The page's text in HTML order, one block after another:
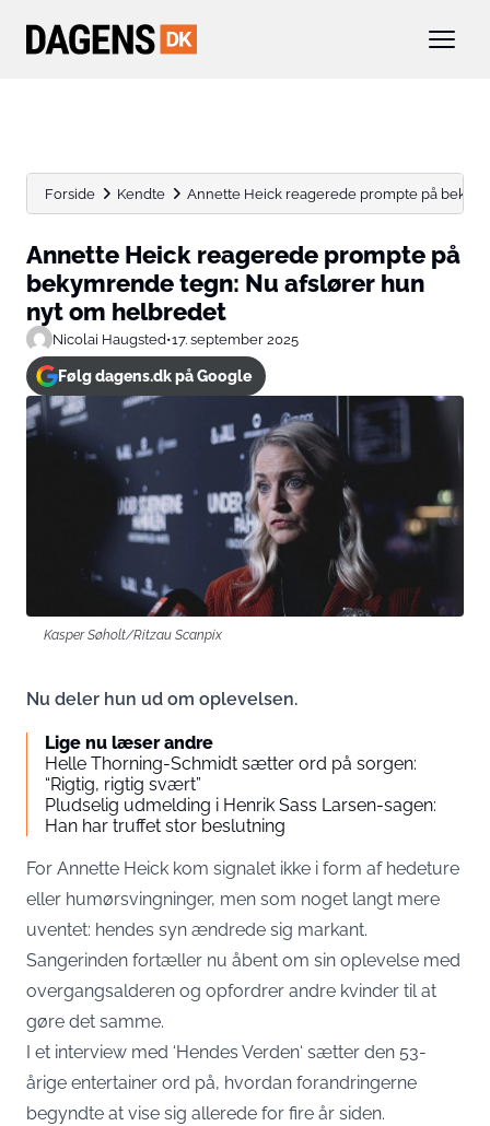
Forside Kendte Annette Heick reagerede prompte på
Annette Heick reagerede prompte på
bekymrende tegn: Nu afslører hun
nyt om helbredet
Nicolai Haugsted•17. september 2025
Følg dagens.dk på Google
Kasper Søholt/Ritzau Scanpix
Nu deler hun ud om oplevelsen.
Lige nu læser andre
Helle Thorning-Schmidt sætter ord på sorgen:
“Rigtig, rigtig svært”
Pludselig udmelding i Henrik Sass Larsen-sagen:
Han har truffet stor beslutning
For Annette Heick kom signalet ikke i form af hedeture
eller humørsvingninger, men som noget langt mere
uventet: hendes syn ændrede sig markant.
Sangerinden fortæller nu åbent om sin oplevelse med
overgangsalderen og opfordrer andre kvinder til at
gøre det samme.
I et interview med ‘Hendes Verden‘ sætter den 53-
årige entertainer ord på, hvordan forandringerne
begyndte at vise sig allerede for fire år siden.